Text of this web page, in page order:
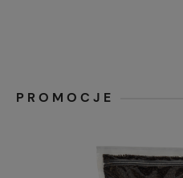
PROMOCJE